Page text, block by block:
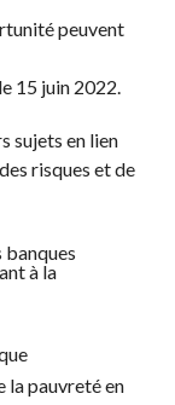
peuvent
15 juin 2022.
sujets en lien
risques et de
banques
à la
la pauvreté en